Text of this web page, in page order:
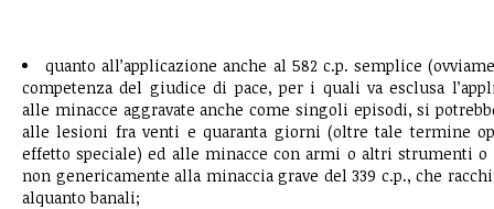
quanto all’applicazione anche al 582 c.p. semplice
competenza del giudice di pace, per i quali va esclusa
alle minacce aggravate anche come singoli episodi, si
alle lesioni fra venti e quaranta giorni (oltre tale termine
effetto speciale) ed alle minacce con armi o altri strumenti o
non genericamente alla minaccia grave del 339 c.p., che
alquanto banali;